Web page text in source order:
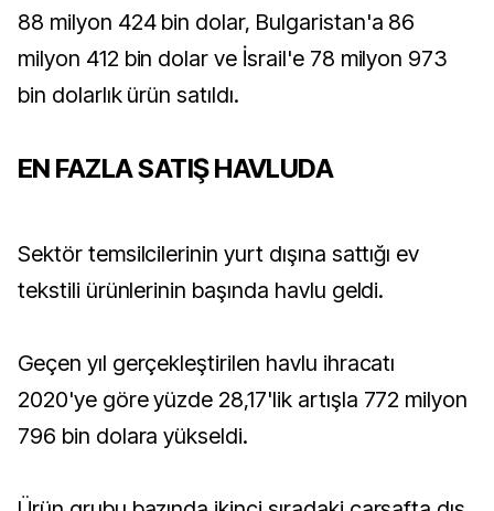
88 milyon 424 bin dolar, Bulgaristan'a 86
milyon 412 bin dolar ve İsrail'e 78 milyon 973
bin dolarlık ürün satıldı.
EN FAZLA SATIŞ HAVLUDA
Sektör temsilcilerinin yurt dışına sattığı ev
tekstili ürünlerinin başında havlu geldi.
Geçen yıl gerçekleştirilen havlu ihracatı
2020'ye göre yüzde 28,17'lik artışla 772 milyon
796 bin dolara yükseldi.